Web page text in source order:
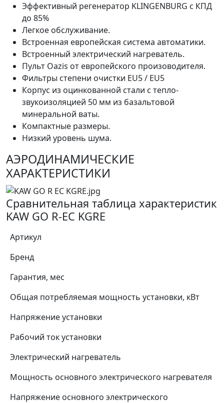
Эффективный регенератор KLINGENBURG с КПД
до 85%
Легкое обслуживание.
Встроенная европейская система автоматики.
Встроенный электрический нагреватель.
Пульт Oazis от европейского произоводителя.
Фильтры степени очистки EU5 / EU5
Корпус из оцинкованной стали с тепло-
звукоизоляцией 50 мм из базальтовой
минеральной ваты.
Компактные размеры.
Низкий уровень шума.
АЭРОДИНАМИЧЕСКИЕ
ХАРАКТЕРИСТИКИ
Сравнительная таблица характеристик
KAW GO R-EC KGRE
Артикул
Бренд
Гарантия, мес
Общая потребляемая мощность установки, кВт
Напряжение установки
Рабочий ток установки
Электрический нагреватель
Мощность основного электрического нагревателя
Напряжение основного электрического